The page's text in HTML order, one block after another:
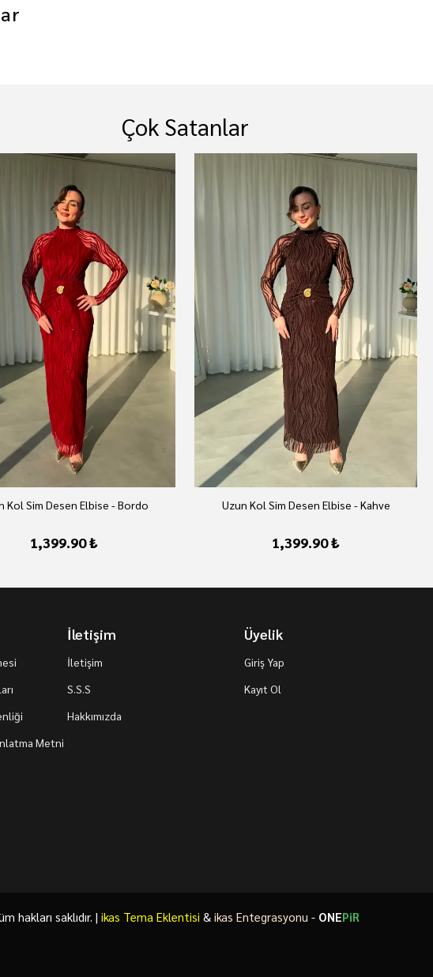
Çok Satanlar
Kol Sim Desen Elbise - Bordo
1,399.90 ₺
Uzun Kol Sim Desen Elbise - Kahve
1,399.90 ₺
Metni
İletişim
İletişim
S.S.S
Hakkımızda
Üyelik
Giriş Yap
Kayıt Ol
hakları saklıdır. | ikas Tema Eklentisi & ikas Entegrasyonu - ONEPiR